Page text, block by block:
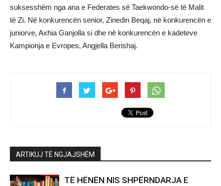
suksesshëm nga ana e Federates së Taekwondo-së të Malit
të Zi. Në konkurencën senior, Zinedin Beqaj, në konkurencën e
juniorve, Axhia Ganjolla si dhe në konkurencën e kadeteve
Kampionja e Evropes, Angjella Berishaj.
ARTIKUJ TË NGJAJSHËM
TË HËNËN NIS SHPËRNDARJA E